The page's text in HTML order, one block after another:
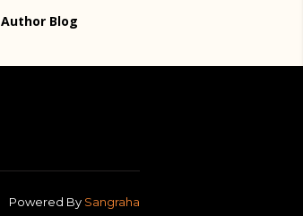
Author Blog
Powered By Sangraha